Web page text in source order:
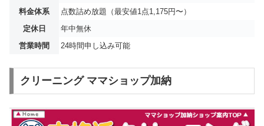
料金体系
点数詰め放題（最安値1点1,175円〜）
定休日
年中無休
営業時間
24時間申し込み可能
クリーニング ママショップ加納